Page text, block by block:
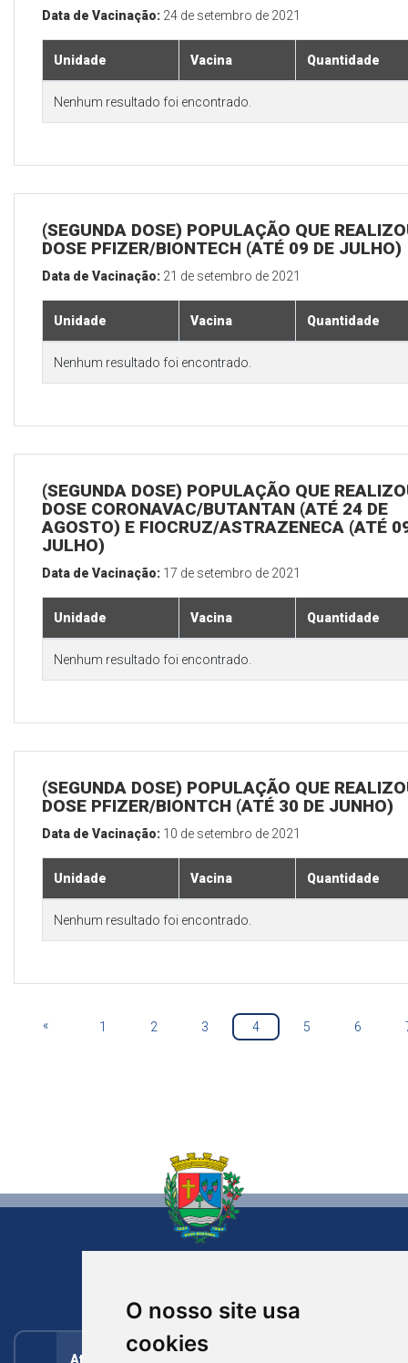
O nosso site usa
cookies
Data de Vacinação: 24 de setembro de 2021
Unidade Vacina Quantidade
Nenhum resultado foi encontrado.
(SEGUNDA DOSE) POPULAÇÃO QUE
DOSE PFIZER/BIONTECH (ATÉ 09 DE JULHO)
Data de Vacinação: 21 de setembro de 2021
Unidade Vacina Quantidade
Nenhum resultado foi encontrado.
(SEGUNDA DOSE) POPULAÇÃO QUE
DOSE CORONAVAC/BUTANTAN (ATÉ 24 DE
AGOSTO) E FIOCRUZ/ASTRAZENECA (ATÉ
JULHO)
Data de Vacinação: 17 de setembro de 2021
Unidade Vacina Quantidade
Nenhum resultado foi encontrado.
(SEGUNDA DOSE) POPULAÇÃO QUE
DOSE PFIZER/BIONTCH (ATÉ 30 DE JUNHO)
Data de Vacinação: 10 de setembro de 2021
Unidade Vacina Quantidade
Nenhum resultado foi encontrado.
« 1 2 3 4 5 6
Atendimento